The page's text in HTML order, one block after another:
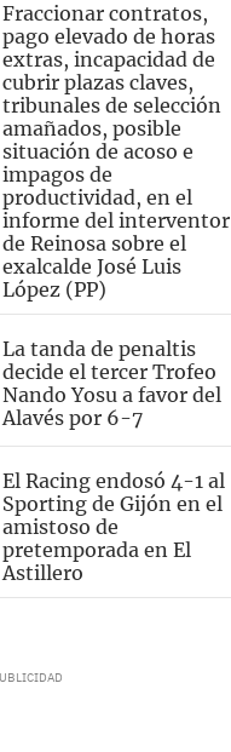
Fraccionar contratos,
pago elevado de horas
extras, incapacidad de
cubrir plazas claves,
tribunales de selección
amañados, posible
situación de acoso e
impagos de
productividad, en el
informe del interventor
de Reinosa sobre el
exalcalde José Luis
López (PP)
La tanda de penaltis
decide el tercer Trofeo
Nando Yosu a favor del
Alavés por 6-7
El Racing endosó 4-1 al
Sporting de Gijón en el
amistoso de
pretemporada en El
Astillero